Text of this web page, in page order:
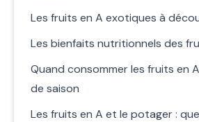
Les fruits en A exotiques à
Les bienfaits nutritionnels des
Quand consommer les fruits en
de saison
Les fruits en A et le potager :